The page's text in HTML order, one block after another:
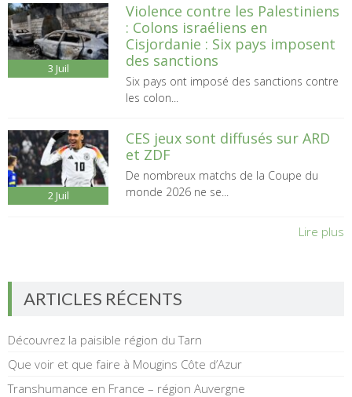
3 Juil
Violence contre les Palestiniens
: Colons israéliens en
Cisjordanie : Six pays imposent
des sanctions
Six pays ont imposé des sanctions contre
les colon...
2 Juil
CES jeux sont diffusés sur ARD
et ZDF
De nombreux matchs de la Coupe du
monde 2026 ne se...
Lire plus
ARTICLES RÉCENTS
Découvrez la paisible région du Tarn
Que voir et que faire à Mougins Côte d’Azur
Transhumance en France – région Auvergne